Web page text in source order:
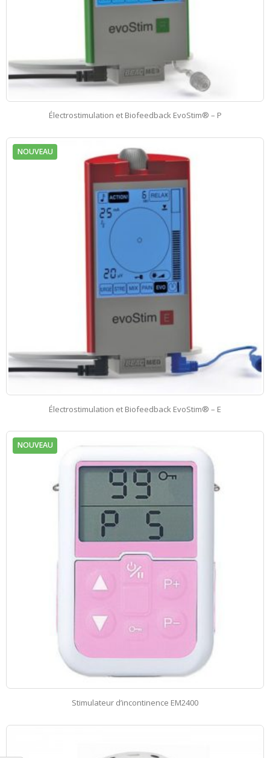
Électrostimulation et Biofeedback EvoStim® – P
NOUVEAU
Électrostimulation et Biofeedback EvoStim® – E
NOUVEAU
Stimulateur d’incontinence EM2400